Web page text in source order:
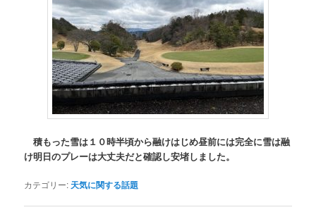
積もった雪は１０時半頃から融けはじめ昼前には完全に雪は融
け明日のプレーは大丈夫だと確認し安堵しました。
カテゴリー: 天気に関する話題